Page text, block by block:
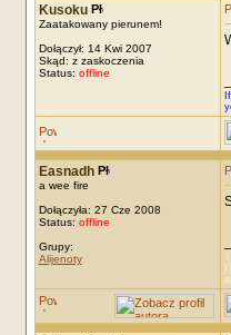
Kusoku
Zaatakowany pierunem!
Dołączył: 14 Kwi 2007
Skąd: z zaskoczenia
Status: offline
Easnadh
a wee fire
Dołączyła: 27 Cze 2008
Status: offline
Grupy:
Alijenoty